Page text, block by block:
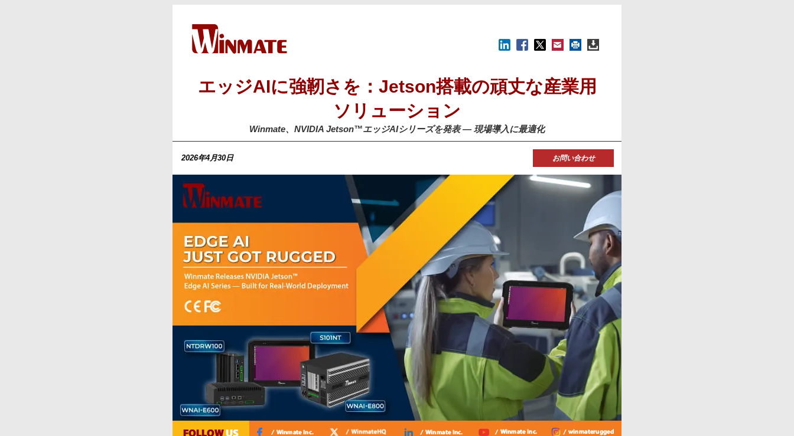
エッジAIに強靭さを：Jetson搭載の頑丈な産業用
ソリューション
Winmate、NVIDIA Jetson™エッジAIシリーズを発表 — 現場導入に最適化
2026年4月30日 お問い合わせ